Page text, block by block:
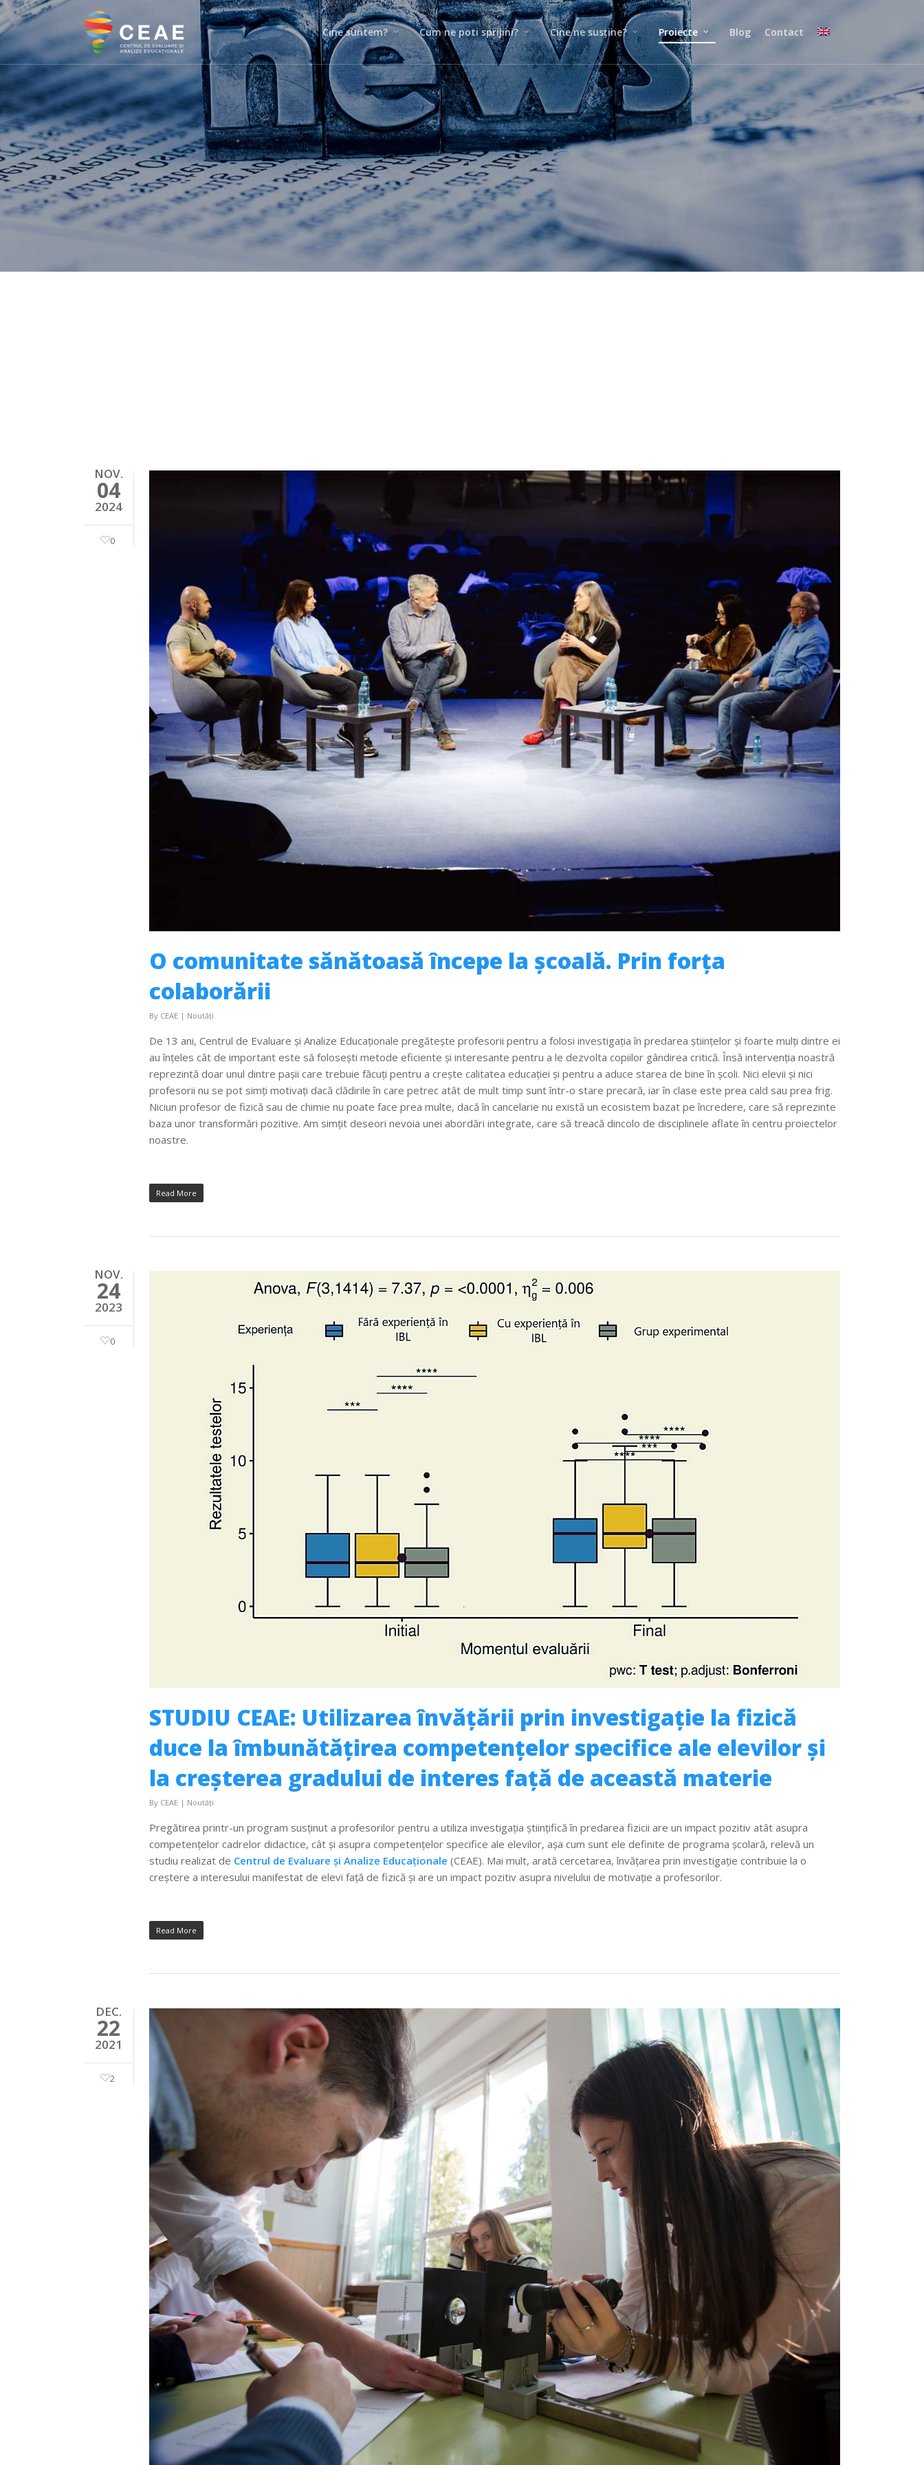
Cine suntem? Cum ne poti sprijini? Cine ne susține? Proiecte Blog Contact
NOV.
04
2024
0
O comunitate sănătoasă începe la școală. Prin forța
colaborării
By CEAE | Noutăți
De 13 ani, Centrul de Evaluare și Analize Educaționale pregătește profesorii pentru a folosi investigația în predarea științelor și foarte mulți dintre ei
au înțeles cât de important este să folosești metode eficiente și interesante pentru a le dezvolta copiilor gândirea critică. Însă intervenția noastră
reprezintă doar unul dintre pașii care trebuie făcuți pentru a crește calitatea educației și pentru a aduce starea de bine în școli. Nici elevii și nici
profesorii nu se pot simți motivați dacă clădirile în care petrec atât de mult timp sunt într-o stare precară, iar în clase este prea cald sau prea frig.
Niciun profesor de fizică sau de chimie nu poate face prea multe, dacă în cancelarie nu există un ecosistem bazat pe încredere, care să reprezinte
baza unor transformări pozitive. Am simțit deseori nevoia unei abordări integrate, care să treacă dincolo de disciplinele aflate în centru proiectelor
noastre.
Read More
NOV.
24
2023
0
STUDIU CEAE: Utilizarea învățării prin investigație la fizică
duce la îmbunătățirea competențelor specifice ale elevilor și
la creșterea gradului de interes față de această materie
By CEAE | Noutăți
Pregătirea printr-un program susținut a profesorilor pentru a utiliza investigația științifică în predarea fizicii are un impact pozitiv atât asupra
competențelor cadrelor didactice, cât și asupra competențelor specifice ale elevilor, așa cum sunt ele definite de programa școlară, relevă un
studiu realizat de Centrul de Evaluare și Analize Educaționale (CEAE). Mai mult, arată cercetarea, învățarea prin investigație contribuie la o
creștere a interesului manifestat de elevi față de fizică și are un impact pozitiv asupra nivelului de motivație a profesorilor.
Read More
DEC.
22
2021
2